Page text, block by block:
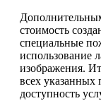
стоимость
специальные
использование
изображения.
всех указанных
доступность